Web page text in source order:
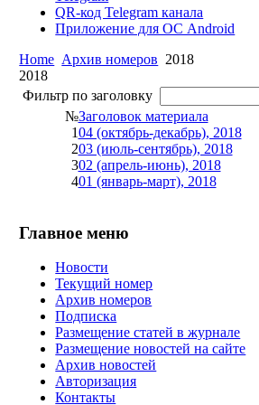
QR-код Telegram канала
Приложение для ОС Android
Home Архив номеров 2018
2018
Фильтр по заголовку
№Заголовок материала
104 (октябрь-декабрь), 2018
203 (июль-сентябрь), 2018
302 (апрель-июнь), 2018
401 (январь-март), 2018
Главное меню
Новости
Текущий номер
Архив номеров
Подписка
Размещение статей в журнале
Размещение новостей на сайте
Архив новостей
Авторизация
Контакты